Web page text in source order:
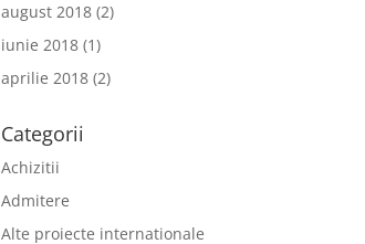
august 2018 (2)
iunie 2018 (1)
aprilie 2018 (2)
Categorii
Achizitii
Admitere
Alte proiecte internationale